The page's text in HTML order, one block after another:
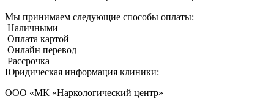
Мы принимаем следующие способы оплаты:
Наличными
Оплата картой
Онлайн перевод
Рассрочка
Юридическая информация клиники:
ООО «МК «Наркологический центр»